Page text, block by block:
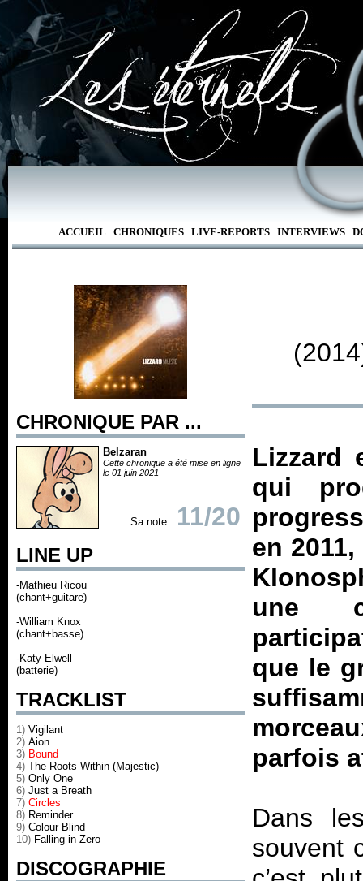
ACCUEIL CHRONIQUES LIVE-REPORTS INTERVIEWS
CHRONIQUE PAR ...
Belzaran
Cette chronique a été mise en ligne
le 01 juin 2021
Sa note : 11/20
LINE UP
-Mathieu Ricou
(chant+guitare)
-William Knox
(chant+basse)
-Katy Elwell
(batterie)
TRACKLIST
1) Vigilant
2) Aion
3) Bound
4) The Roots Within (Majestic)
5) Only One
6) Just a Breath
7) Circles
8) Reminder
9) Colour Blind
10) Falling in Zero
DISCOGRAPHIE
Lizzard
qui
en
une
que le
parfois
Dans
souvent